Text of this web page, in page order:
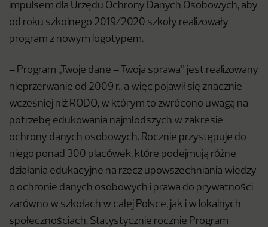
impulsem dla Urzędu Ochrony Danych Osobowych, aby
od roku szkolnego 2019/2020 szkoły realizowały
program z nowym logotypem.
– Program „Twoje dane – Twoja sprawa” jest realizowany
nieprzerwanie od 2009 r., a więc pojawił się znacznie
wcześniej niż RODO, w którym to zwrócono uwagą na
potrzebę edukowania najmłodszych w zakresie
ochrony danych osobowych. Rocznie przystępuje do
niego ponad 300 placówek, które podejmują różne
działania edukacyjne na rzecz upowszechniania wiedzy
o ochronie danych osobowych i prawa do prywatności
zarówno w szkołach w całej Polsce, jak i w lokalnych
społecznościach. Statystycznie rocznie Program